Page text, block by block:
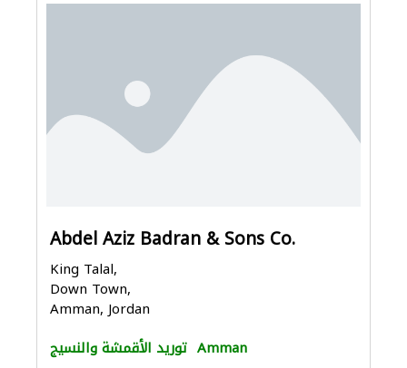
Abdel Aziz Badran & Sons Co.
King Talal,
Down Town,
Amman, Jordan
توريد الأقمشة والنسيج Amman